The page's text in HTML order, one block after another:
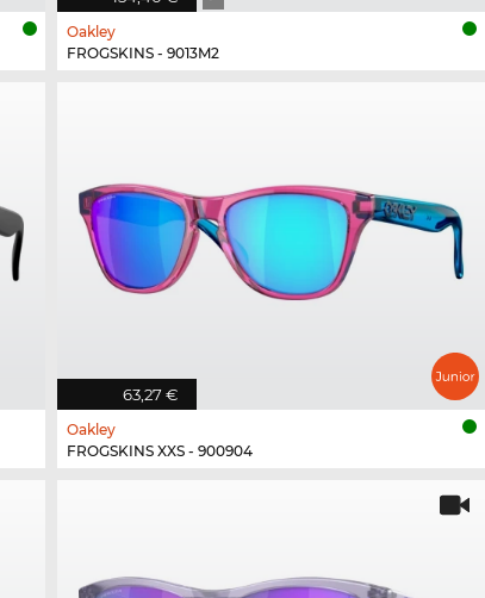
Oakley
FROGSKINS - 9013M2
63,27 €
Oakley
FROGSKINS XXS - 900904